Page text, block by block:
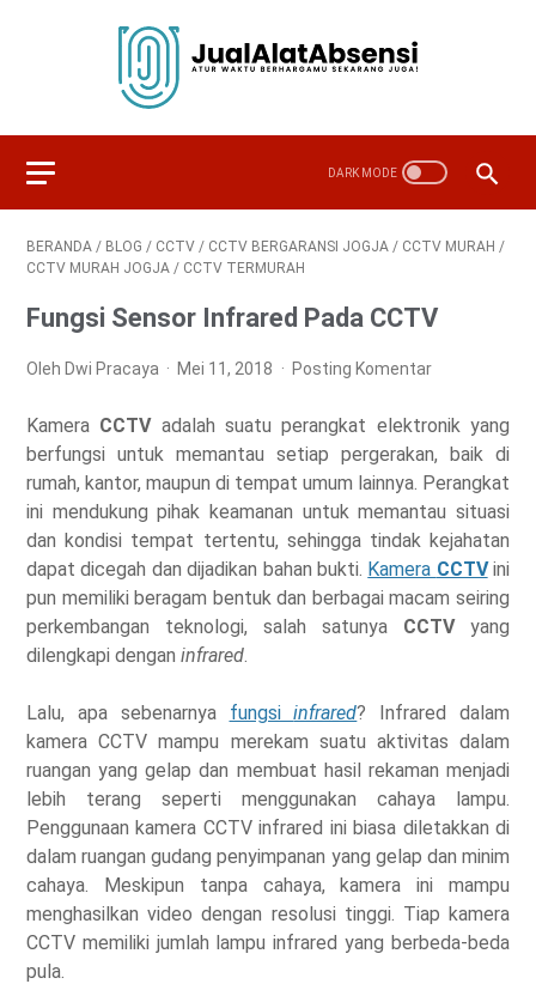
BERANDA / BLOG / CCTV / CCTV BERGARANSI JOGJA / CCTV MURAH /
CCTV MURAH JOGJA / CCTV TERMURAH
Fungsi Sensor Infrared Pada CCTV
Oleh Dwi Pracaya Mei 11, 2018 Posting Komentar
Kamera CCTVadalah suatu perangkat elektronik yang
berfungsi untuk memantau setiap pergerakan, baik di
rumah, kantor, maupun di tempat umum lainnya. Perangkat
ini mendukung pihak keamanan untuk memantau situasi
dan kondisi tempat tertentu, sehingga tindak kejahatan
dapat dicegah dan dijadikan bahan bukti. Kamera CCTVini
pun memiliki beragam bentuk dan berbagai macam seiring
perkembangan teknologi, salah satunya CCTV yang
dilengkapi dengan infrared.
Lalu, apa sebenarnya fungsiinfrared? Infrared dalam
kamera CCTV mampu merekam suatu aktivitas dalam
ruangan yang gelap dan membuat hasil rekaman menjadi
lebih terang seperti menggunakan cahaya lampu.
Penggunaan kamera CCTV infrared ini biasa diletakkan di
dalam ruangan gudang penyimpanan yang gelap dan minim
cahaya. Meskipun tanpa cahaya, kamera ini mampu
menghasilkan video dengan resolusi tinggi. Tiap kamera
CCTV memiliki jumlah lampu infrared yang berbeda-beda
pula.